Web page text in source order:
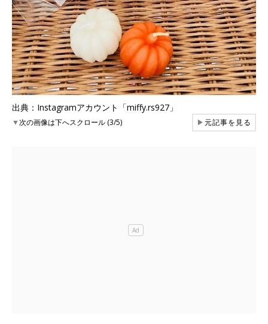
出典：Instagramアカウント「miffy.rs927」
▼次の画像は下へスクロール (3/5) ▶元記事を見る